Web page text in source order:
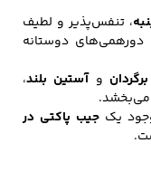
، تنفس‌پذیر و لطیف
دورهمی‌های دوستانه
وآستین بلند،
می‌بخشد.
یکجیب پاکتی در